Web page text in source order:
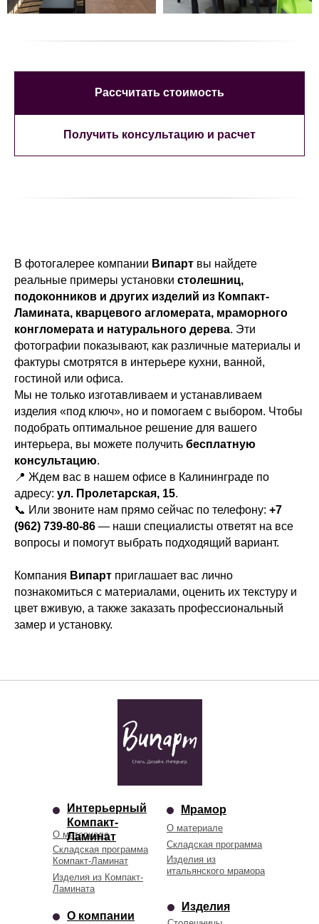
Рассчитать стоимость
Получить консультацию и расчет
В фотогалерее компании Випарт вы найдете
реальные примеры установки столешниц,
подоконников и других изделий из Компакт-
Ламината, кварцевого агломерата, мраморного
конгломерата и натурального дерева. Эти
фотографии показывают, как различные материалы и
фактуры смотрятся в интерьере кухни, ванной,
гостиной или офиса.
Мы не только изготавливаем и устанавливаем
изделия «под ключ», но и помогаем с выбором. Чтобы
подобрать оптимальное решение для вашего
интерьера, вы можете получить бесплатную
консультацию.
📍 Ждем вас в нашем офисе в Калининграде по
адресу: ул. Пролетарская, 15.
📞 Или звоните нам прямо сейчас по телефону: +7
(962) 739-80-86 — наши специалисты ответят на все
вопросы и помогут выбрать подходящий вариант.
Компания Випарт приглашает вас лично
познакомиться с материалами, оценить их текстуру и
цвет вживую, а также заказать профессиональный
замер и установку.
Интерьерный
Компакт-
Ламинат
О материале
Складская программа
Компакт-Ламинат
Изделия из Компакт-
Ламината
Мрамор
О материале
Складская программа
Изделия из
итальянского мрамора
О компании
Изделия